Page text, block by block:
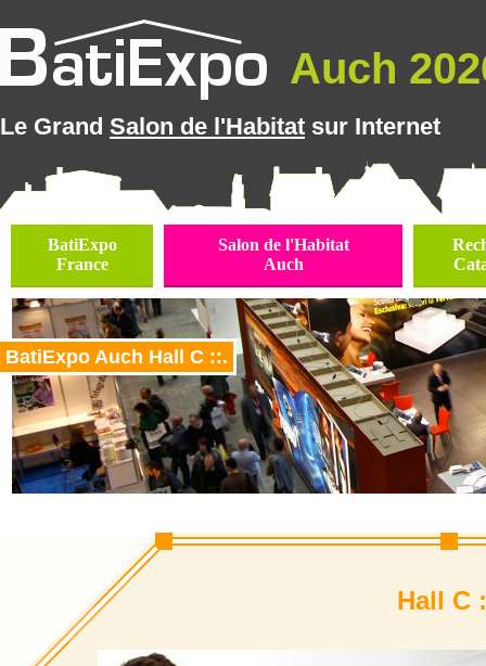
Auch
Le Grand Salon de l'Habitat sur Internet
BatiExpo
France
Salon de l'Habitat
Auch
BatiExpo Auch Hall C ::.
Hall C